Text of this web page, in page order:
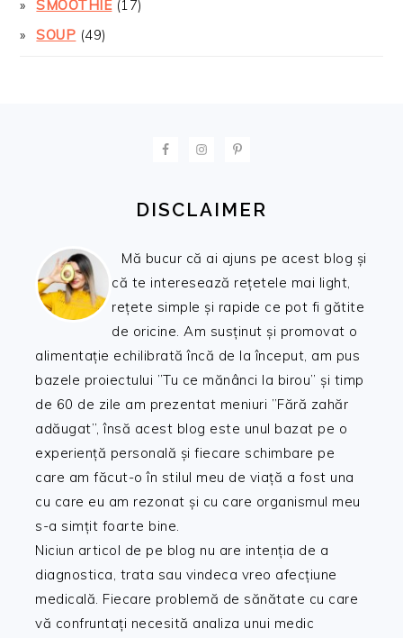
SMOOTHIE(17)
SOUP (49)
DISCLAIMER
Mă bucur că ai ajuns pe acest blog și
că te interesează rețetele mai light,
rețete simple și rapide ce pot fi gătite
de oricine. Am susținut și promovat o
alimentație echilibrată încă de la început, am pus
bazele proiectului ”Tu ce mănânci la birou” și timp
de 60 de zile am prezentat meniuri ”Fără zahăr
adăugat”, însă acest blog este unul bazat pe o
experiență personală și fiecare schimbare pe
care am făcut-o în stilul meu de viață a fost una
cu care eu am rezonat și cu care organismul meu
s-a simțit foarte bine.
Niciun articol de pe blog nu are intenția de a
diagnostica, trata sau vindeca vreo afecțiune
medicală. Fiecare problemă de sănătate cu care
vă confruntați necesită analiza unui medic